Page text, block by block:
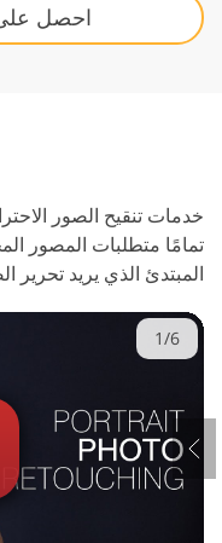
احصل
تمامًا متطلبات المصور
المبتدئ الذي يريد
1/6